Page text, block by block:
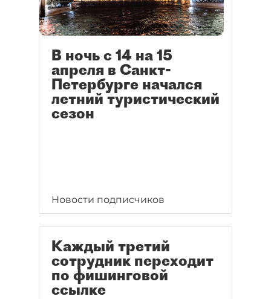
В ночь с 14 на 15
апреля в Санкт-
Петербурге начался
летний туристический
сезон
Новости подписчиков
Каждый третий
сотрудник переходит
по фишинговой
ссылке